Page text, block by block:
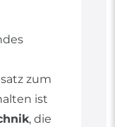
zum
ist
, die